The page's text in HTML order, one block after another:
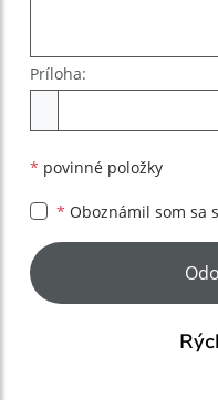
Príloha:
* povinné položky
* Oboznámil som sa
Google reCaptcha